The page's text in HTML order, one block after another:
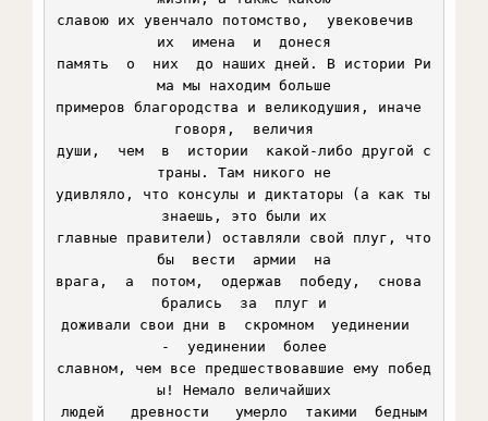
славою их увенчало потомство,  увековечив
их  имена  и  донеся
память  о  них  до наших дней. В истории Ри
ма мы находим больше
примеров благородства и великодушия, иначе
говоря,  величия
души,  чем  в  истории  какой-либо другой с
траны. Там никого не
удивляло, что консулы и диктаторы (а как ты
знаешь, это были их
главные правители) оставляли свой плуг, что
бы  вести  армии  на
врага,  а  потом,  одержав  победу,  снова
брались  за  плуг и
доживали свои дни в  скромном  уединении
-  уединении  более
славном, чем все предшествовавшие ему побед
ы! Немало величайших
людей   древности   умерло  такими  бедным